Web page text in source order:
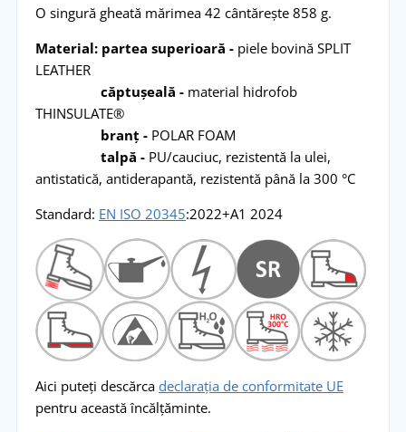
O singură gheată mărimea 42 cântărește 858 g.
Material: partea superioară -piele bovină SPLIT
LEATHER
căptușeală -material hidrofob
THINSULATE®
branț -POLAR FOAM
talpă -PU/cauciuc, rezistentă la ulei,
antistatică, antiderapantă, rezistentă până la 300 °C
Standard: EN ISO 20345:2022+A1 2024
Aici puteți descărca declarația de conformitate UE
pentru această încălțăminte.